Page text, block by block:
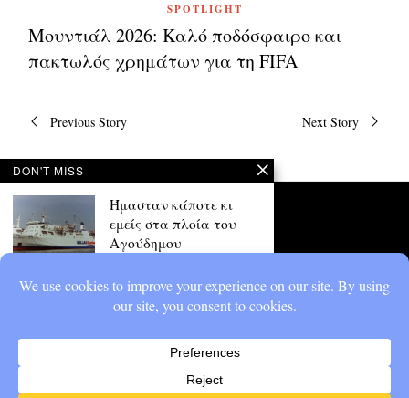
SPOTLIGHT
Μουντιάλ 2026: Καλό ποδόσφαιρο και
πακτωλός χρημάτων για τη FIFA
Πλοήγηση
Previous Story Next Story
DON'T MISS
Ήμασταν κάποτε κι
εμείς στα πλοία του
Αγούδημου
απαραίτητα θέμα
Ποιος ήταν ο Δημήτρης
Μητρόπουλος για τον
οποίο ακούσαμε στον
τελικό του Μουντιάλ